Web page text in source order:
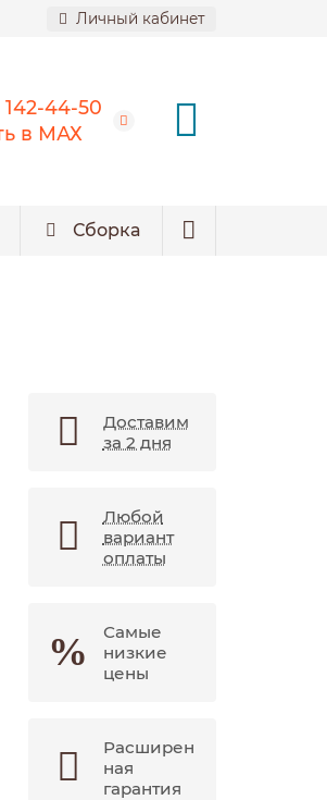
Личный кабинет
142-44-50
в МАХ
Сборка
Доставим
за 2 дня
Любой
вариант
оплаты
Самые
низкие
цены
Расширен
ная
гарантия